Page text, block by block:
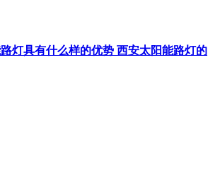
灯具有什么样的优势 西安太阳能路灯的